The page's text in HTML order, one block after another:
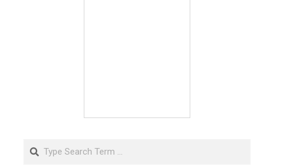
Search